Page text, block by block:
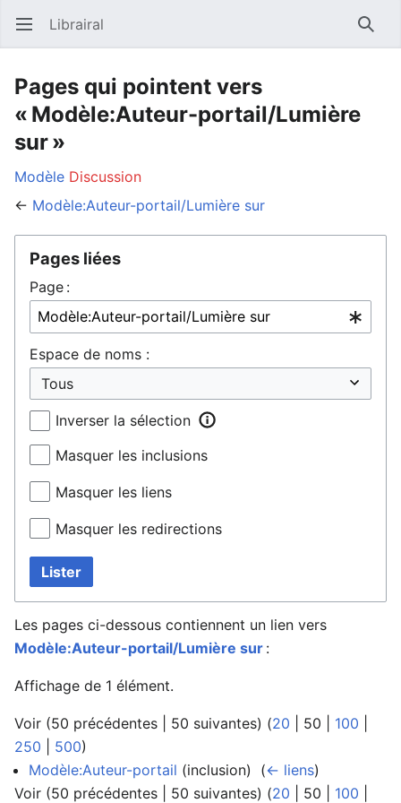
Ouvrir le menu principal Librairal
Pages qui pointent vers
« Modèle:Auteur-portail/Lumière
sur »
Modèle Discussion
← Modèle:Auteur-portail/Lumière sur
Pages liées
Page :
Espace de noms :
Inverser la sélection
Masquer les inclusions
Masquer les liens
Masquer les redirections
Lister
Les pages ci-dessous contiennent un lien vers
Modèle:Auteur-portail/Lumière sur :
Affichage de 1 élément.
Voir (50 précédentes 50 suivantes) (20 50 100
250
500)
Modèle:Auteur-portail (inclusion) ‎ (← liens)
Voir (50 précédentes 50 suivantes) (20 50 100